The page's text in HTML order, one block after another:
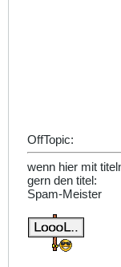
OffTopic:
wenn hier mit
gern den titel:
Spam-Meister